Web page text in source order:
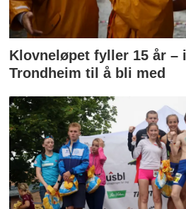
Klovneløpet fyller 15 år –
Trondheim til å bli med